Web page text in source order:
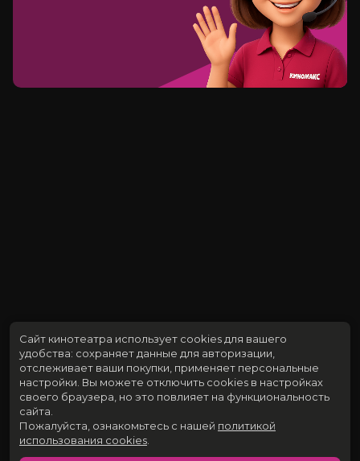
Сайт кинотеатра использует cookies для вашего
удобства: сохраняет данные для авторизации,
отслеживает ваши покупки, применяет персональные
настройки. Вы можете отключить cookies в настройках
своего браузера, но это повлияет на функциональность
сайта.
Пожалуйста, ознакомьтесь с нашей политикой
использования cookies